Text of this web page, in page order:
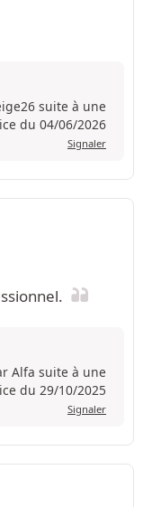
suite à une
du 04/06/2026
Signaler
Alfa suite à une
du 29/10/2025
Signaler